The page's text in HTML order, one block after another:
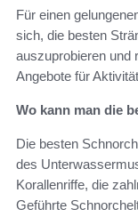
Für einen
sich, die besten
auszuprobieren und
Angebote für
Wo kann man die
Die besten
des
Korallenriffe, die
Geführte